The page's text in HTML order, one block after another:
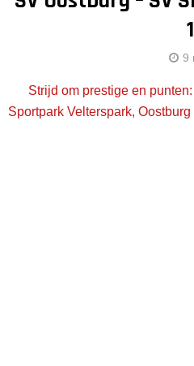
9
Strijd om prestige en
Sportpark Velterspark,